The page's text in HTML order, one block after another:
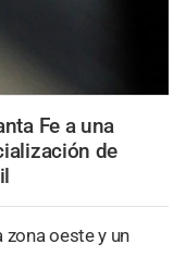
Fe a una
de
oeste y un